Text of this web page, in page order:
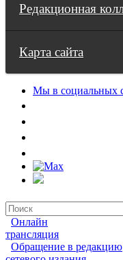
Редакционная
Карта сайта
Мы в социальных
Онлайн
трансляция
Обращение в редакцию